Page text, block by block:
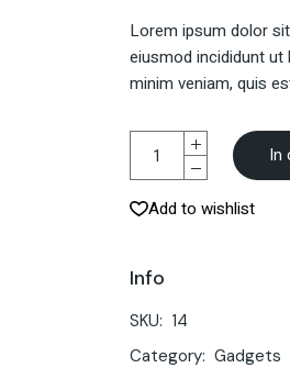
Lorem ipsum dolor
eiusmod incididunt ut
minim veniam, quis
In
Add to wishlist
Info
SKU: 14
Category: Gadgets